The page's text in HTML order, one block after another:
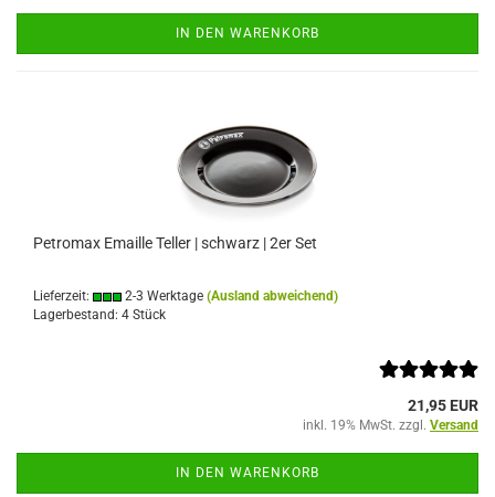
IN DEN WARENKORB
Petromax Emaille Teller | schwarz | 2er Set
Lieferzeit: 2-3 Werktage (Ausland abweichend)
Lagerbestand: 4 Stück
21,95 EUR
inkl. 19% MwSt. zzgl. Versand
IN DEN WARENKORB